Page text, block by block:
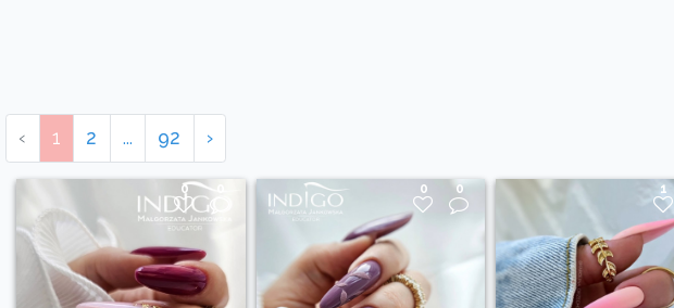
‹ 1 2 ... 92 ›
0 0 0 1